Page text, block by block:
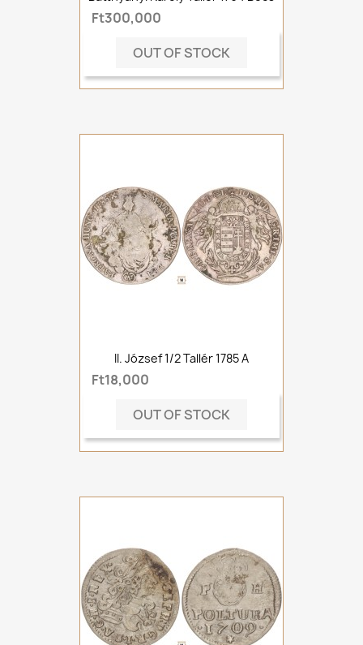
Ft300,000
OUT OF STOCK
II. József 1/2 Tallér 1785 A
Ft18,000
OUT OF STOCK